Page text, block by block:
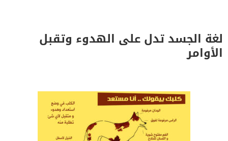
لغة الجسد تدل على الهدوء وتقبل
الأوامر